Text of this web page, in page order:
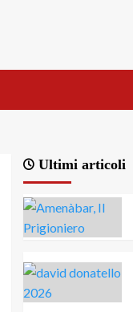
Ultimi articoli